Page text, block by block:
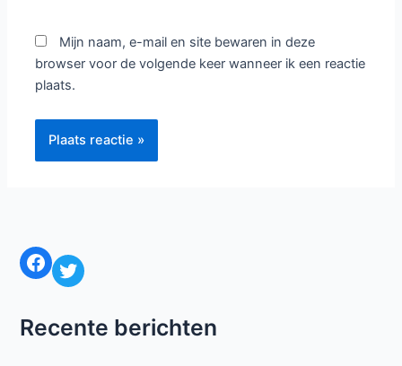
Mijn naam, e-mail en site bewaren in deze
browser voor de volgende keer wanneer ik een reactie
plaats.
Facebook Twitter
Recente berichten